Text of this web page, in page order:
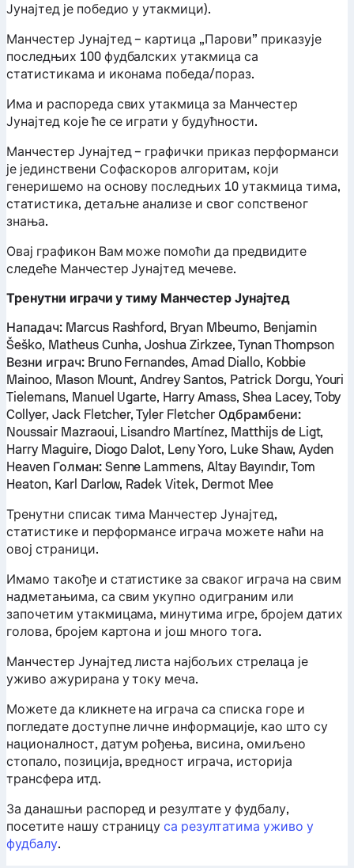
Јунајтед је победио у утакмици).
Манчестер Јунајтед – картица „Парови” приказује
последњих 100 фудбалских утакмица са
статистикама и иконама победа/пораз.
Има и распореда свих утакмица за Манчестер
Јунајтед које ће се играти у будућности.
Манчестер Јунајтед – графички приказ перформанси
је јединствени Софаскоров алгоритам, који
генеришемо на основу последњих 10 утакмица тима,
статистика, детаљне анализе и свог сопственог
знања.
Овај графикон Вам може помоћи да предвидите
следеће Манчестер Јунајтед мечеве.
Тренутни играчи у тиму Манчестер Јунајтед
Нападач:Marcus Rashford, Bryan Mbeumo, Benjamin
Šeško, Matheus Cunha, Joshua Zirkzee, Tynan Thompson
Везни играч:Bruno Fernandes, Amad Diallo, Kobbie
Mainoo, Mason Mount, Andrey Santos, Patrick Dorgu, Youri
Tielemans, Manuel Ugarte, Harry Amass, Shea Lacey, Toby
Collyer, Jack Fletcher, Tyler Fletcher Одбрамбени:
Noussair Mazraoui, Lisandro Martínez, Matthijs de Ligt,
Harry Maguire, Diogo Dalot, Leny Yoro, Luke Shaw, Ayden
Heaven Голман:Senne Lammens, Altay Bayındır, Tom
Heaton, Karl Darlow, Radek Vitek, Dermot Mee
Тренутни списак тима Манчестер Јунајтед,
статистике и перформансе играча можете наћи на
овој страници.
Имамо такође и статистике за сваког играча на свим
надметањима, са свим укупно одиграним или
започетим утакмицама, минутима игре, бројем датих
голова, бројем картона и још много тога.
Манчестер Јунајтед листа најбољих стрелаца је
уживо ажурирана у току меча.
Можете да кликнете на играча са списка горе и
погледате доступне личне информације, као што су
националност, датум рођења, висина, омиљено
стопало, позиција, вредност играча, историја
трансфера итд.
За данашњи распоред и резултате у фудбалу,
посетите нашу страницуса резултатима уживо у
фудбалу.